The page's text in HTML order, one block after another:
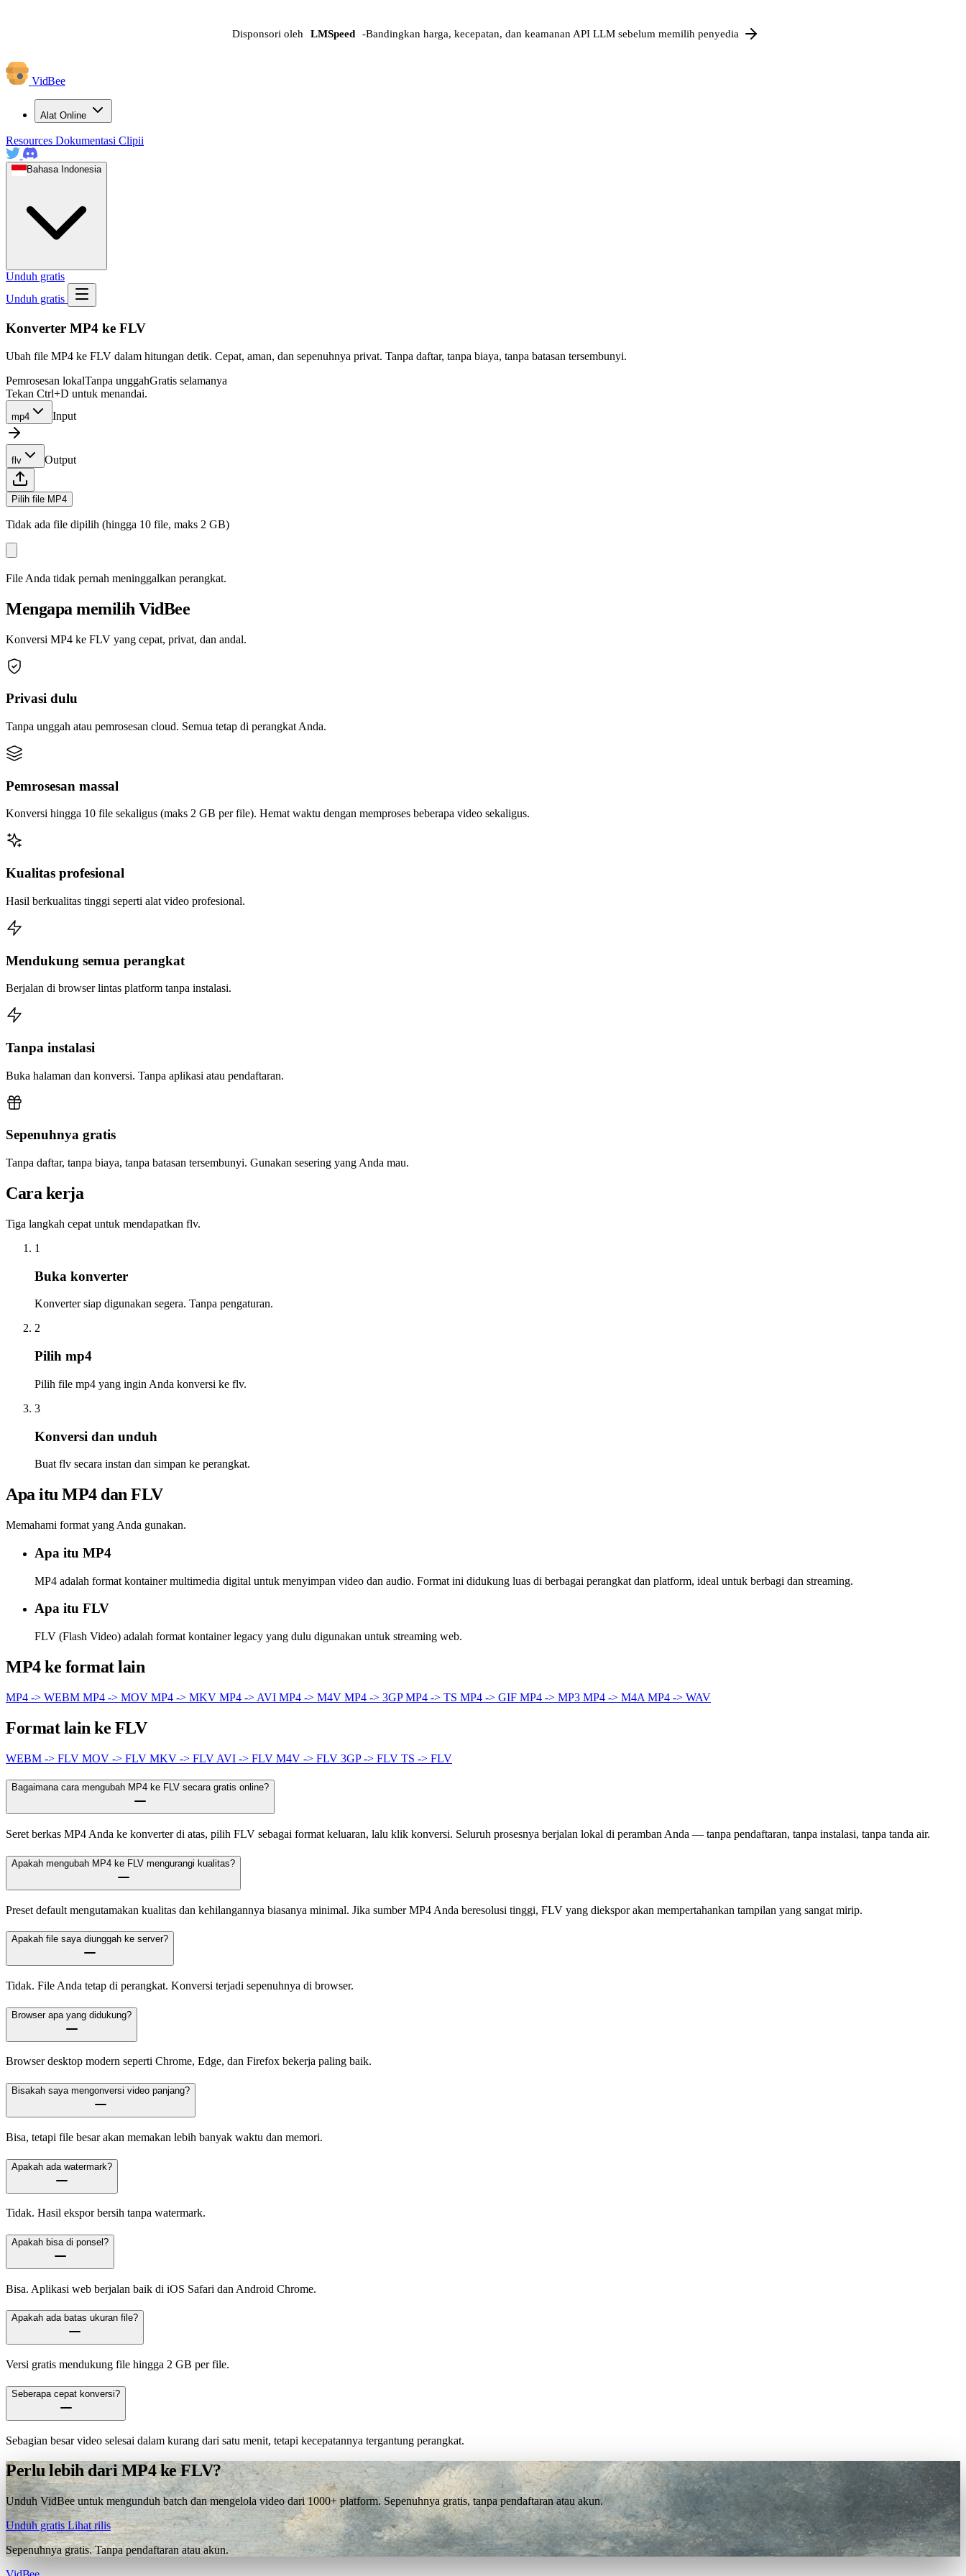
Disponsori oleh LMSpeed -Bandingkan harga, kecepatan, dan keamanan API LLM sebelum memilih penyedia
VidBee
Alat Online
Resources Dokumentasi Clipii
Bahasa Indonesia
Unduh gratis
Unduh gratis
Konverter MP4 ke FLV
Ubah file MP4 ke FLV dalam hitungan detik. Cepat, aman, dan sepenuhnya privat. Tanpa daftar, tanpa biaya, tanpa batasan tersembunyi.
Pemrosesan lokalTanpa unggahGratis selamanya
Tekan Ctrl+D untuk menandai.
mp4 Input
flv Output
Pilih file MP4
Tidak ada file dipilih (hingga 10 file, maks 2 GB)
File Anda tidak pernah meninggalkan perangkat.
Mengapa memilih VidBee
Konversi MP4 ke FLV yang cepat, privat, dan andal.
Privasi dulu
Tanpa unggah atau pemrosesan cloud. Semua tetap di perangkat Anda.
Pemrosesan massal
Konversi hingga 10 file sekaligus (maks 2 GB per file). Hemat waktu dengan memproses beberapa video sekaligus.
Kualitas profesional
Hasil berkualitas tinggi seperti alat video profesional.
Mendukung semua perangkat
Berjalan di browser lintas platform tanpa instalasi.
Tanpa instalasi
Buka halaman dan konversi. Tanpa aplikasi atau pendaftaran.
Sepenuhnya gratis
Tanpa daftar, tanpa biaya, tanpa batasan tersembunyi. Gunakan sesering yang Anda mau.
Cara kerja
Tiga langkah cepat untuk mendapatkan flv.
1
Buka konverter
Konverter siap digunakan segera. Tanpa pengaturan.
2
Pilih mp4
Pilih file mp4 yang ingin Anda konversi ke flv.
3
Konversi dan unduh
Buat flv secara instan dan simpan ke perangkat.
Apa itu MP4 dan FLV
Memahami format yang Anda gunakan.
Apa itu MP4
MP4 adalah format kontainer multimedia digital untuk menyimpan video dan audio. Format ini didukung luas di berbagai perangkat dan platform, ideal untuk berbagi dan streaming.
Apa itu FLV
FLV (Flash Video) adalah format kontainer legacy yang dulu digunakan untuk streaming web.
MP4 ke format lain
MP4 -> WEBM MP4 -> MOV MP4 -> MKV MP4 -> AVI MP4 -> M4V MP4 -> 3GPMP4 -> TS MP4 -> GIF MP4 -> MP3 MP4 -> M4A MP4 -> WAV
Format lain ke FLV
WEBM -> FLV MOV -> FLV MKV -> FLV AVI -> FLV M4V -> FLV 3GP -> FLV TS -> FLV
Bagaimana cara mengubah MP4 ke FLV secara gratis online?
Seret berkas MP4 Anda ke konverter di atas, pilih FLV sebagai format keluaran, lalu klik konversi. Seluruh prosesnya berjalan lokal di peramban Anda — tanpa pendaftaran, tanpa instalasi, tanpa tanda air.
Apakah mengubah MP4 ke FLV mengurangi kualitas?
Preset default mengutamakan kualitas dan kehilangannya biasanya minimal. Jika sumber MP4 Anda beresolusi tinggi, FLV yang diekspor akan mempertahankan tampilan yang sangat mirip.
Apakah file saya diunggah ke server?
Tidak. File Anda tetap di perangkat. Konversi terjadi sepenuhnya di browser.
Browser apa yang didukung?
Browser desktop modern seperti Chrome, Edge, dan Firefox bekerja paling baik.
Bisakah saya mengonversi video panjang?
Bisa, tetapi file besar akan memakan lebih banyak waktu dan memori.
Apakah ada watermark?
Tidak. Hasil ekspor bersih tanpa watermark.
Apakah bisa di ponsel?
Bisa. Aplikasi web berjalan baik di iOS Safari dan Android Chrome.
Apakah ada batas ukuran file?
Versi gratis mendukung file hingga 2 GB per file.
Seberapa cepat konversi?
Sebagian besar video selesai dalam kurang dari satu menit, tetapi kecepatannya tergantung perangkat.
Perlu lebih dari MP4 ke FLV?
Unduh VidBee untuk mengunduh batch dan mengelola video dari 1000+ platform. Sepenuhnya gratis, tanpa pendaftaran atau akun.
Unduh gratis Lihat rilis
Sepenuhnya gratis. Tanpa pendaftaran atau akun.